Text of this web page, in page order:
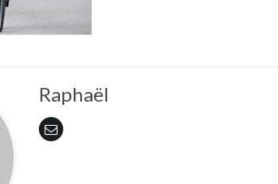
Raphaël